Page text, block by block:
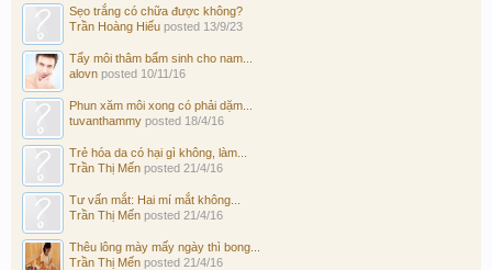
Sẹo trắng có chữa được không?
Trần Hoàng Hiếu posted 13/9/23
Tẩy môi thâm bẩm sinh cho nam...
alovn posted 10/11/16
Phun xăm môi xong có phải dặm...
tuvanthammy posted 18/4/16
Trẻ hóa da có hại gì không, làm...
Trần Thị Mến posted 21/4/16
Tư vấn mắt: Hai mí mắt không...
Trần Thị Mến posted 21/4/16
Thêu lông mày mấy ngày thì bong...
Trần Thị Mến posted 21/4/16